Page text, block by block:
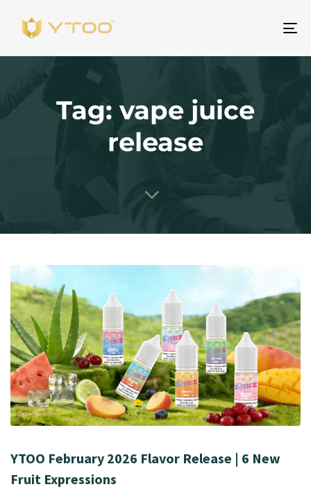
Tag: vape juice
release
YTOO February 2026 Flavor Release | 6 New
Fruit Expressions